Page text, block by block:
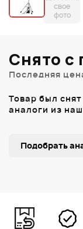
свое
фото
Снято с
Последняя
Товар был
аналоги из
Подобрать